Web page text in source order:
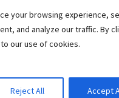
your browsing experience,
and analyze our traffic. By
our use of cookies.
Reject All Accept